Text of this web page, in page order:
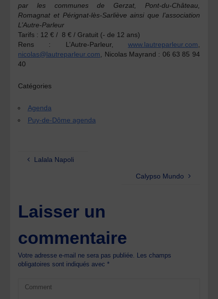
par les communes de Gerzat, Pont-du-Château,
Romagnat et Pérignat-lès-Sarliève ainsi que l’association
L’Autre-Parleur
Tarifs : 12 € / 8 € / Gratuit (- de 12 ans)
Rens : L’Autre-Parleur, www.lautreparleur.com
nicolas@lautreparleur.com , Nicolas Mayrand : 06 63 85 94
40
Catégories
Agenda
Puy-de-Dôme agenda
Lalala Napoli
Calypso Mundo
Laisser un
commentaire
Votre adresse e-mail ne sera pas publiée. Les champs
obligatoires sont indiqués avec*